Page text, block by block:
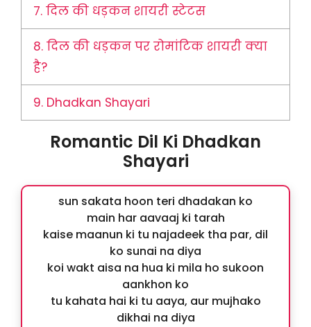
7. दिल की धड़कन शायरी स्टेटस
8. दिल की धड़कन पर रोमांटिक शायरी क्या
है?
9. Dhadkan Shayari
Romantic Dil Ki Dhadkan
Shayari
sun sakata hoon teri dhadakan ko
main har aavaaj ki tarah
kaise maanun ki tu najadeek tha par, dil
ko sunai na diya
koi wakt aisa na hua ki mila ho sukoon
aankhon ko
tu kahata hai ki tu aaya, aur mujhako
dikhai na diya